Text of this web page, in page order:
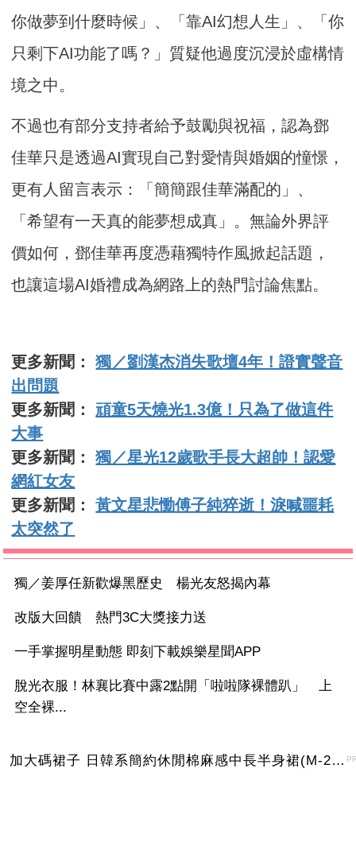
你做夢到什麼時候」、「靠AI幻想人生」、「你
只剩下AI功能了嗎？」質疑他過度沉浸於虛構情
境之中。
不過也有部分支持者給予鼓勵與祝福，認為鄧
佳華只是透過AI實現自己對愛情與婚姻的憧憬，
更有人留言表示：「簡簡跟佳華滿配的」、
「希望有一天真的能夢想成真」。無論外界評
價如何，鄧佳華再度憑藉獨特作風掀起話題，
也讓這場AI婚禮成為網路上的熱門討論焦點。
更多新聞：獨／劉漢杰消失歌壇4年！證實聲音
出問題
更多新聞：頑童5天燒光1.3億！只為了做這件
大事
更多新聞：獨／星光12歲歌手長大超帥！認愛
網紅女友
更多新聞：黃文星悲慟傅子純猝逝！淚喊噩耗
太突然了
獨／姜厚任新歡爆黑歷史 楊光友怒揭內幕
改版大回饋 熱門3C大獎接力送
一手掌握明星動態 即刻下載娛樂星聞APP
脫光衣服！林襄比賽中露2點開「啦啦隊裸體趴」 上
空全裸...
加大碼裙子 日韓系簡約休閒棉麻感中長半身裙(M-2XL)【XMS54038】＊艾美時尚(現+預)